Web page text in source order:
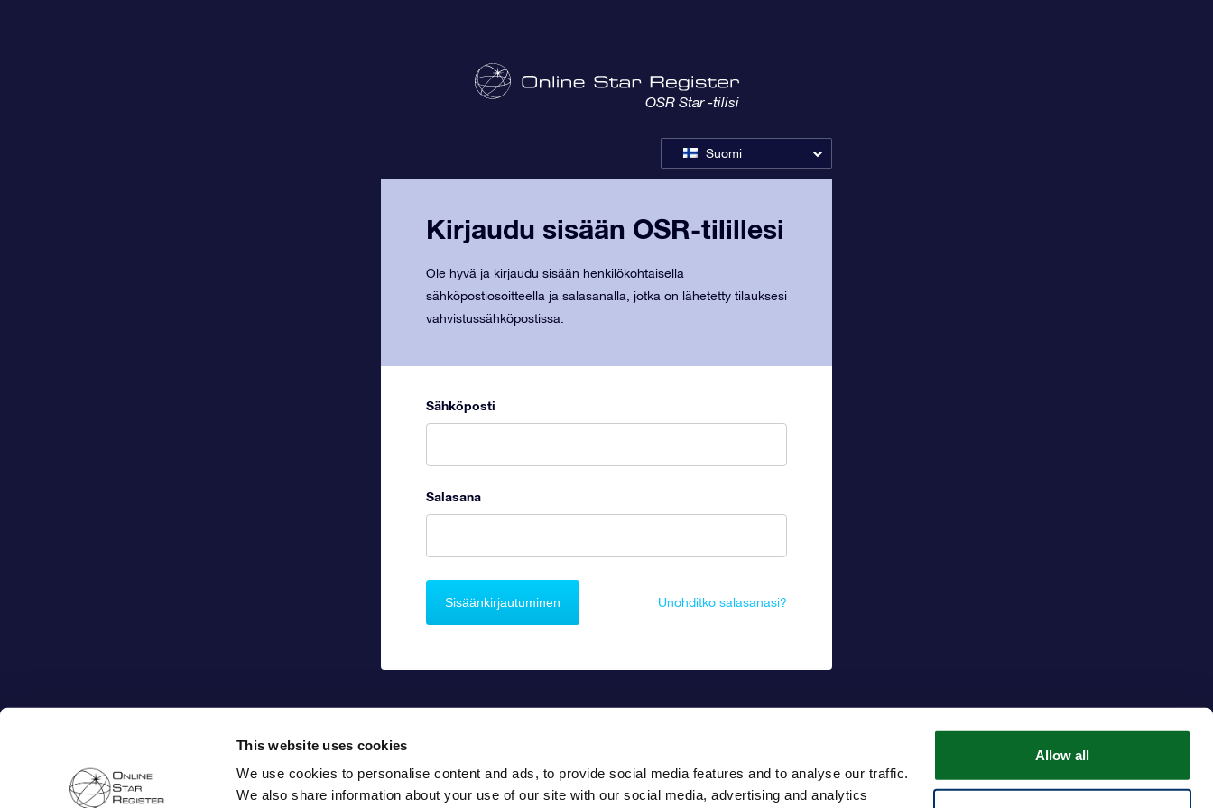
This website uses cookies
We use cookies to personalise content and ads, to provide social media features and to analyse our traffic.
We also share information about your use of our site with our social media, advertising and analytics
Allow all
OSR Star -tilisi
Suomi
Kirjaudu sisään OSR-tilillesi
Ole hyvä ja kirjaudu sisään henkilökohtaisella
sähköpostiosoitteella ja salasanalla, jotka on lähetetty tilauksesi
vahvistussähköpostissa.
Sähköposti
Salasana
Unohditko salasanasi?
Sisäänkirjautuminen